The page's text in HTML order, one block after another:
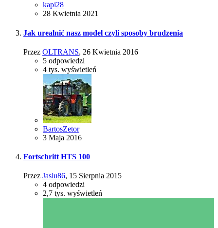
kapi28
28 Kwietnia 2021
Jak urealnić nasz model czyli sposoby brudzenia
Przez OLTRANS, 26 Kwietnia 2016
5 odpowiedzi
4 tys. wyświetleń
BartosZetor
3 Maja 2016
Fortschritt HTS 100
Przez Jasiu86, 15 Sierpnia 2015
4 odpowiedzi
2,7 tys. wyświetleń